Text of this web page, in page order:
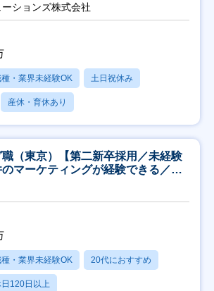
ションズ株式会社
・業界未経験OK 土日祝休み
産休・育休あり
（東京）【第二新卒採用／未経験
マーケティングが経験できる／研
・業界未経験OK 20代におすすめ
120日以上